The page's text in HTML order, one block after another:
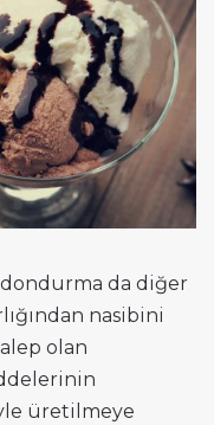
da diğer
nasibini
olan
üretilmeye